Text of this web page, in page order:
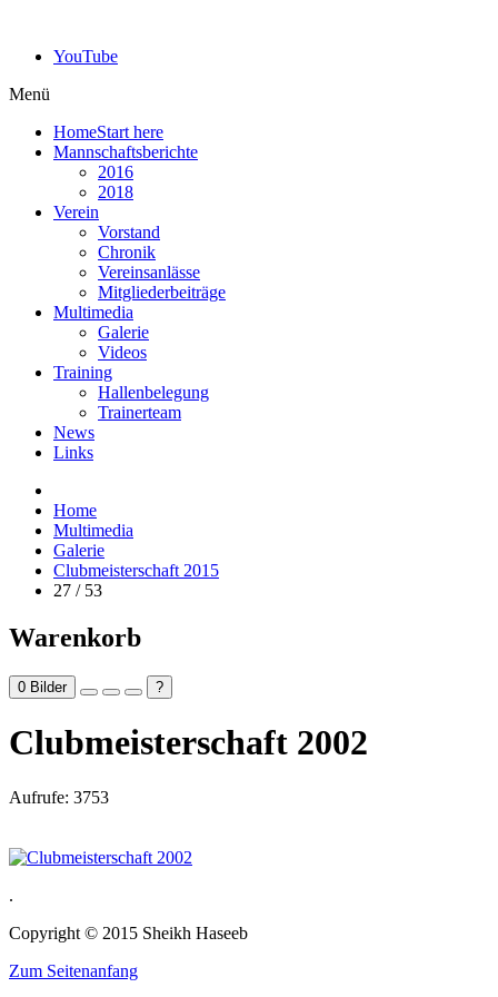
YouTube
Menü
HomeStart here
Mannschaftsberichte
2016
2018
Verein
Vorstand
Chronik
Vereinsanlässe
Mitgliederbeiträge
Multimedia
Galerie
Videos
Training
Hallenbelegung
Trainerteam
News
Links
Home
Multimedia
Galerie
Clubmeisterschaft 2015
27 / 53
Warenkorb
0 Bilder ?
Clubmeisterschaft 2002
Aufrufe: 3753
.
Copyright © 2015 Sheikh Haseeb
Zum Seitenanfang